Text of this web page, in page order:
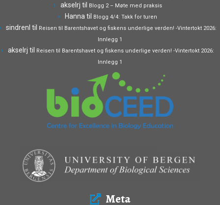
akselrj til Blogg 2 – Møte med praksis
Hanna til Blogg 4/4: Takk for turen
sindrenl til Reisen til Barentshavet og fiskens underlige verden! -Vintertokt 2026:
Innlegg 1
akselrj til Reisen til Barentshavet og fiskens underlige verden! -Vintertokt 2026:
Innlegg 1
Meta